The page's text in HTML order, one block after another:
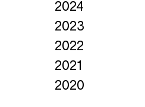
2024
2023
2022
2021
2020